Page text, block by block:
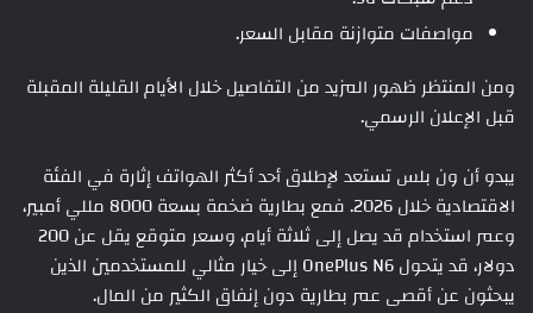
مواصفات متوازنة مقابل السعر.
ومن المنتظر ظهور المزيد من التفاصيل خلال الأيام القليلة المقبلة
قبل الإعلان الرسمي.
يبدو أن ون بلس تستعد لإطلاق أحد أكثر الهواتف إثارة في الفئة
الاقتصادية خلال 2026. فمع بطارية ضخمة بسعة 8000 مللي أمبير،
وعمر استخدام قد يصل إلى ثلاثة أيام، وسعر متوقع يقل عن 200
دولار، قد يتحول OnePlus N6 إلى خيار مثالي للمستخدمين الذين
يبحثون عن أقصى عمر بطارية دون إنفاق الكثير من المال.